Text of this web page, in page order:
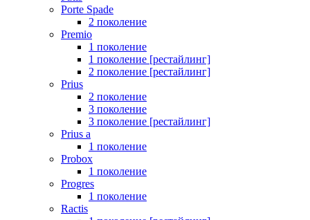
Porte Spade
2 поколение
Premio
1 поколение
1 поколение [рестайлинг]
2 поколение [рестайлинг]
Prius
2 поколение
3 поколение
3 поколение [рестайлинг]
Prius a
1 поколение
Probox
1 поколение
Progres
1 поколение
Ractis